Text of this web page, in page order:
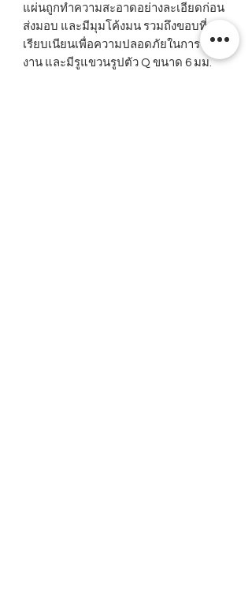
แผ่นถูกทำความสะอาดอย่างละเอียดก่อน
ส่งมอบ และมีมุมโค้งมน รวมถึงขอบที่
เรียบเนียนเพื่อความปลอดภัยในการใช้
งาน และมีรูแขวนรูปตัว Q ขนาด 6 มม.